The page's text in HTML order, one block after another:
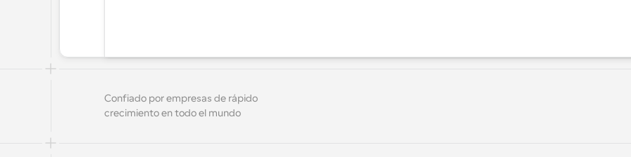
Confiado por empresas de rápido
crecimiento en todo el mundo